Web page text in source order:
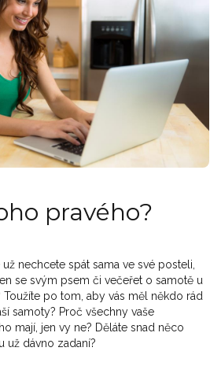
pravého?
nechcete spát sama ve své posteli,
se svým psem či večeřet o samotě u
po tom, aby vás měl někdo rád
samoty? Proč všechny vaše
mají, jen vy ne? Děláte snad něco
už dávno zadaní?